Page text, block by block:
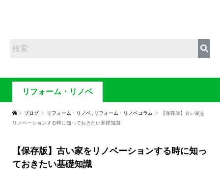
リフォーム・リノベ
ブログ リフォーム・リノベ リフォーム・リノベコラム
【保存版】古い家を
リノベーションする時に知っておきたい基礎知識
【保存版】古い家をリノベーションする時に知っ
ておきたい基礎知識